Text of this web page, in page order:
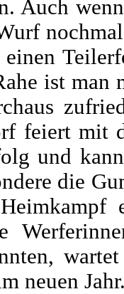
Auch
ist man
feiert mit
und
die
neuen